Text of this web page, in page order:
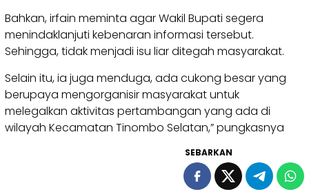
Bahkan, irfain meminta agar Wakil Bupati segera
menindaklanjuti kebenaran informasi tersebut.
Sehingga, tidak menjadi isu liar ditegah masyarakat.
Selain itu, ia juga menduga, ada cukong besar yang
berupaya mengorganisir masyarakat untuk
melegalkan aktivitas pertambangan yang ada di
wilayah Kecamatan Tinombo Selatan,” pungkasnya
SEBARKAN